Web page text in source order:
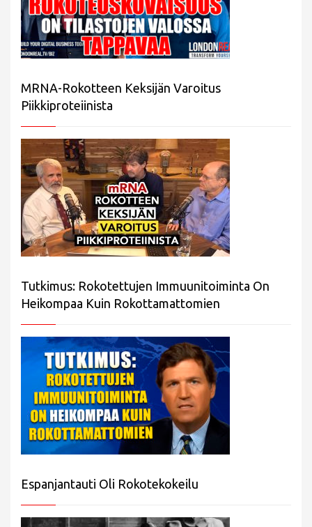
MRNA-Rokotteen Keksijän Varoitus
Piikkiproteiinista
Tutkimus: Rokotettujen Immuunitoiminta On
Heikompaa Kuin Rokottamattomien
Espanjantauti Oli Rokotekokeilu